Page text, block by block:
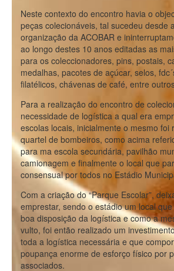
Neste contexto do encontro havia o
peças colecionáveis, tal sucedeu desde
organização da ACOBAR e
ao longo destes 10 anos editadas as
para os coleccionadores, pins, postais,
medalhas, pacotes de açúcar, selos,
filatélicos, chávenas de café, entre
Para a realização do encontro de
necessidade de logística a qual era
escolas locais, inicialmente o mesmo foi
quartel de bombeiros, como acima
para ma escola secundária, pavilhão
camionagem e finalmente o local que
consensual por todos no Estádio
Com a criação do “Parque Escolar”,
emprestar, sendo o estádio um local
boa disposição da logística e como a
vulto, foi então realizado um
toda a logística necessária e que
poupança enorme de esforço físico por
associados.